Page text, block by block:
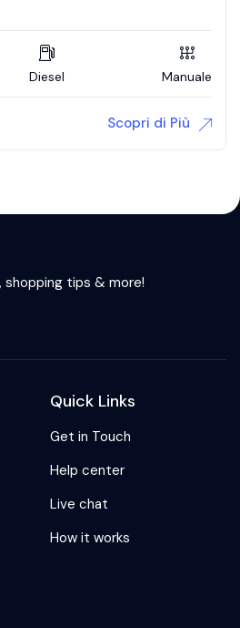
Diesel Manuale
Scopri di Più
tips & more!
Quick Links
Get in Touch
Help center
Live chat
How it works